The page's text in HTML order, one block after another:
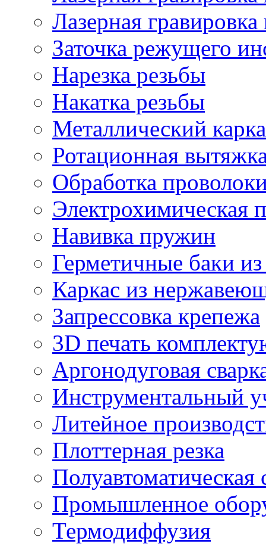
Лазерная
Заточка режущего
Нарезка резьбы
Накатка резьбы
Металлический
Ротационная
Обработка
Электрохимическая
Навивка пружин
Герметичные баки
Каркас из
Запрессовка крепежа
3D печать
Аргонодуговая
Инструментальный
Литейное
Плоттерная резка
Полуавтоматическая
Промышленное
Термодиффузия